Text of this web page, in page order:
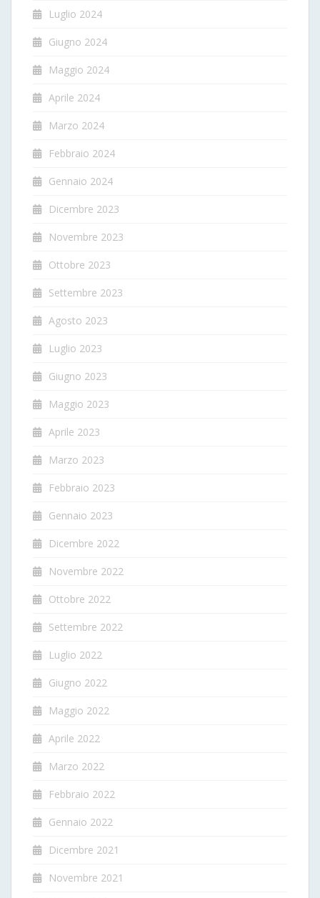
Luglio 2024
Giugno 2024
Maggio 2024
Aprile 2024
Marzo 2024
Febbraio 2024
Gennaio 2024
Dicembre 2023
Novembre 2023
Ottobre 2023
Settembre 2023
Agosto 2023
Luglio 2023
Giugno 2023
Maggio 2023
Aprile 2023
Marzo 2023
Febbraio 2023
Gennaio 2023
Dicembre 2022
Novembre 2022
Ottobre 2022
Settembre 2022
Luglio 2022
Giugno 2022
Maggio 2022
Aprile 2022
Marzo 2022
Febbraio 2022
Gennaio 2022
Dicembre 2021
Novembre 2021